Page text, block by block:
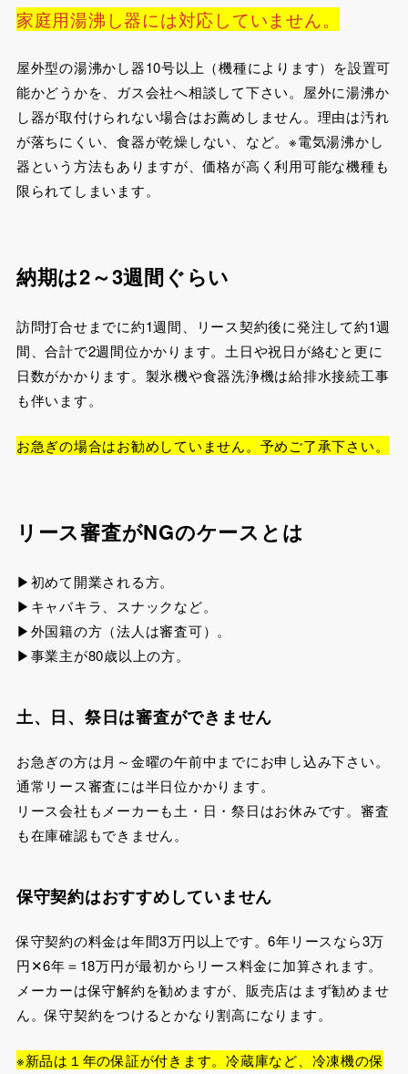
家庭用湯沸し器には対応していません。
屋外型の湯沸かし器10号以上（機種によります）を設置可
能かどうかを、ガス会社へ相談して下さい。屋外に湯沸か
し器が取付けられない場合はお薦めしません。理由は汚れ
が落ちにくい、食器が乾燥しない、など。※電気湯沸かし
器という方法もありますが、価格が高く利用可能な機種も
限られてしまいます。
納期は2～3週間ぐらい
訪問打合せまでに約1週間、リース契約後に発注して約1週
間、合計で2週間位かかります。土日や祝日が絡むと更に
日数がかかります。製氷機や食器洗浄機は給排水接続工事
も伴います。
お急ぎの場合はお勧めしていません。予めご了承下さい。
リース審査がNGのケースとは
▶初めて開業される方。
▶キャバキラ、スナックなど。
▶外国籍の方（法人は審査可）。
▶事業主が80歳以上の方。
土、日、祭日は審査ができません
お急ぎの方は月～金曜の午前中までにお申し込み下さい。
通常リース審査には半日位かかります。
リース会社もメーカーも土・日・祭日はお休みです。審査
も在庫確認もできません。
保守契約はおすすめしていません
保守契約の料金は年間3万円以上です。6年リースなら3万
円✕6年＝18万円が最初からリース料金に加算されます。
メーカーは保守解約を勧めますが、販売店はまず勧めませ
ん。保守契約をつけるとかなり割高になります。
※新品は１年の保証が付きます。冷蔵庫など、冷凍機の保